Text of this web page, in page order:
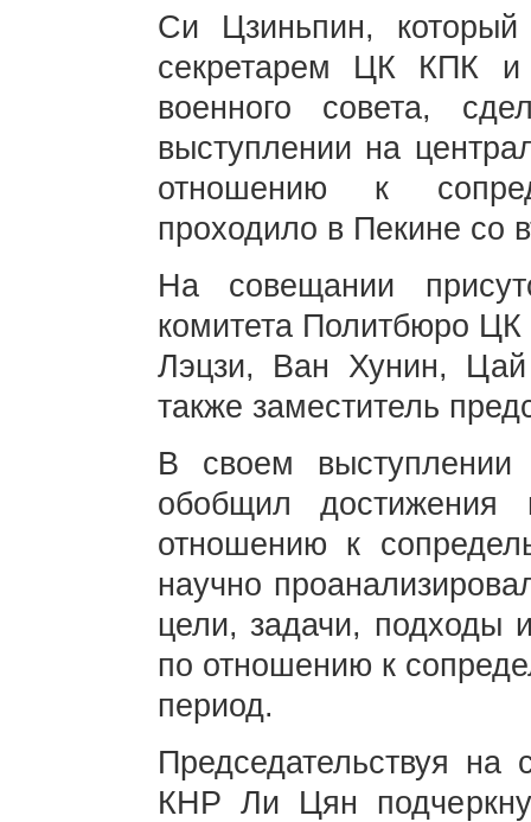
Си Цзиньпин, который
секретарем ЦК КПК и
военного совета,
выступлении на
отношению к
проходило в Пекине со
На совещании
комитета Политбюро
Лэцзи, Ван Хунин,
также заместитель
В своем выступлении
обобщил
отношению к
научно
цели, задачи, подходы
по отношению к
период.
Председательствуя на
КНР Ли Цян